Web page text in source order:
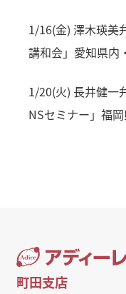
1/16(金) 澤木瑛美
講和会」愛知県内
1/20(火) 長井健一
NSセミナー」福
町田支店